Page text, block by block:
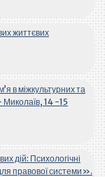
життєвих
в міжкультурних та
Миколаїв, 14 -15
дій: Психологічні
правової системи».